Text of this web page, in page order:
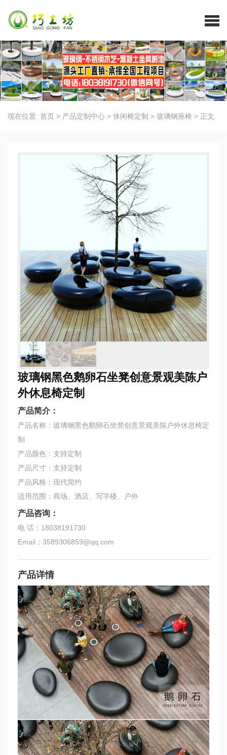
现在位置: 首页 > 产品定制中心 > 休闲椅定制 > 玻璃钢座椅 > 正文
玻璃钢黑色鹅卵石坐凳创意景观美陈户
外休息椅定制
产品简介：
产品名称：玻璃钢黑色鹅卵石坐凳创意景观美陈户外休息椅定
制
产品颜色：支持定制
产品尺寸：支持定制
产品风格：现代简约
适用范围：商场、酒店、写字楼、户外
产品咨询：
电 话：18038191730
Email：3589306859@qq.com
产品详情